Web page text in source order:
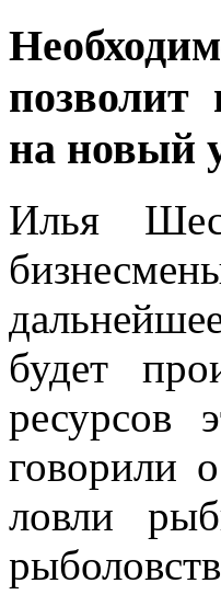
позволит
на новый
Илья
будет
ресурсов
говорили
ловли